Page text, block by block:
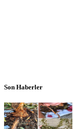
Son Haberler